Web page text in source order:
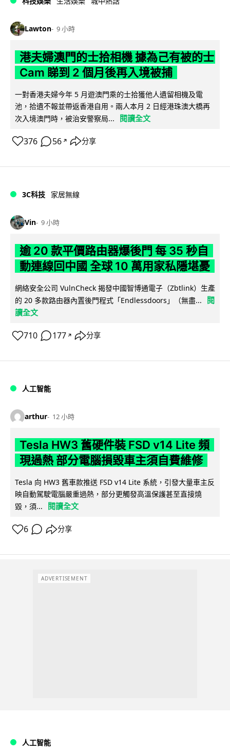
Lawton 9 小時
港夫婦澳門的士拾相機 據為己有被的士
Cam 睇到 2 個月後再入境被捕
一對香港夫婦今年 5 月遊澳門乘的士拾獲他人遺留相機及電
池，拾遺不報並帶返香港自用。兩人本月 2 日經港珠澳大橋再
次入境澳門時，被治安警察局...
閱讀全文
376 56 ↗ 分享
3C科技 家居無線
Vin 9 小時
逾 20 款平價路由器爆後門 每 35 秒自
動連線回中國 全球 10 萬用家私隱堪憂
網絡安全公司 VulnCheck 揭發中國智博通電子（Zbtlink）生產
的 20 多款路由器內置後門程式「Endlessdoors」（無盡...
閱
讀全文
710 177 ↗ 分享
人工智能
arthur 12 小時
Tesla HW3 舊硬件裝 FSD v14 Lite 頻
現過熱 部分電腦損毀車主須自費維修
Tesla 向 HW3 舊車款推送 FSD v14 Lite 系統，引發大量車主反
映自動駕駛電腦嚴重過熱，部分更觸發高溫保護甚至直接燒
毀，須...
閱讀全文
6 分享
ADVERTISEMENT
人工智能